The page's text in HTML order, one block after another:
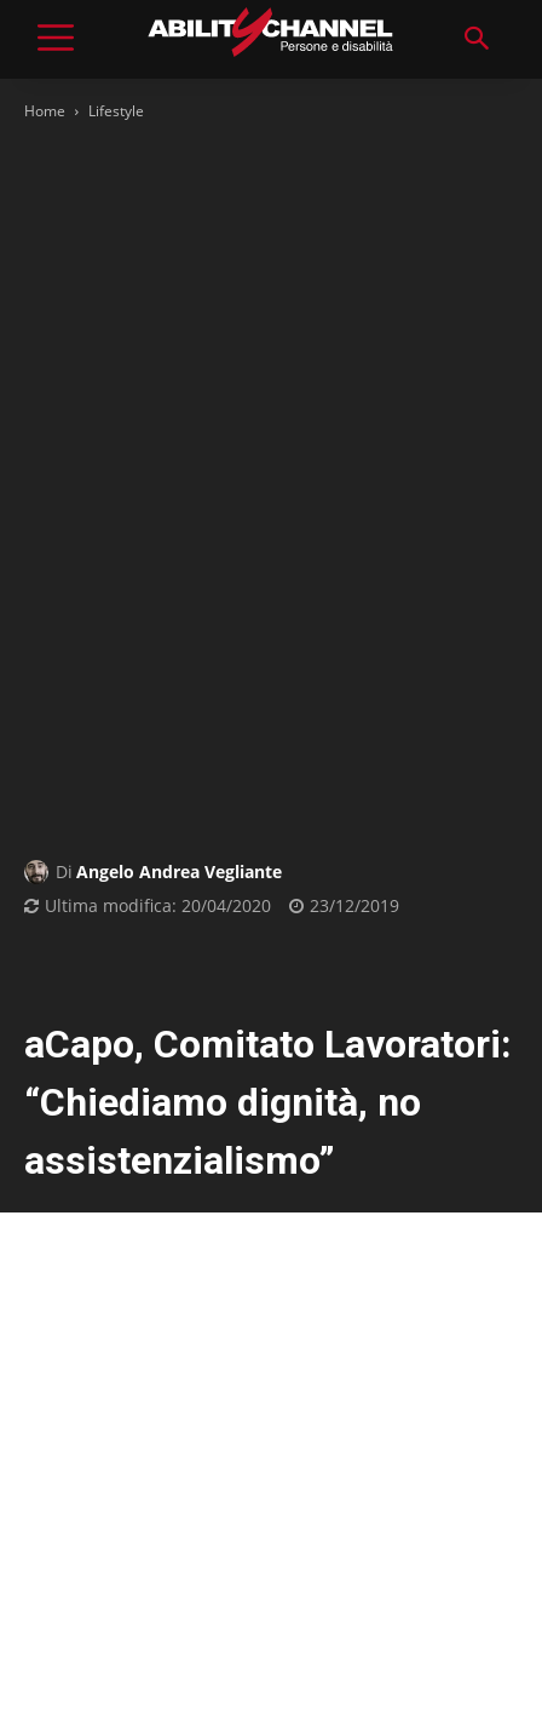
Home Lifestyle
Di Angelo Andrea Vegliante
Ultima modifica: 20/04/2020 23/12/2019
aCapo, Comitato Lavoratori:
“Chiediamo dignità, no
assistenzialismo”